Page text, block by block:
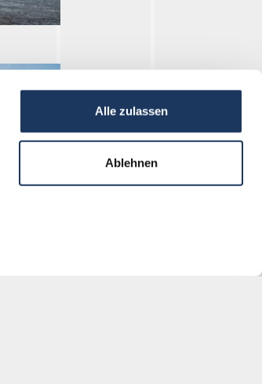
Alle zulassen
Ablehnen